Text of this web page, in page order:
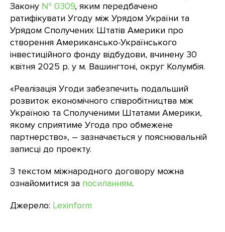
Закону № 0309, яким передбачено
ратифікувати Угоду між Урядом України та
Урядом Сполучених Штатів Америки про
створення Американсько-Українського
інвестиційного фонду відбудови, вчинену 30
квітня 2025 р. у м. Вашингтоні, округ Колумбія.
«Реалізація Угоди забезпечить подальший
розвиток економічного співробітництва між
Україною та Сполученими Штатами Америки,
якому сприятиме Угода про обмежене
партнерство», – зазначається у пояснювальній
записці до проекту.
З текстом міжнародного договору можна
ознайомитися за посиланням.
Джерело: Lexinform